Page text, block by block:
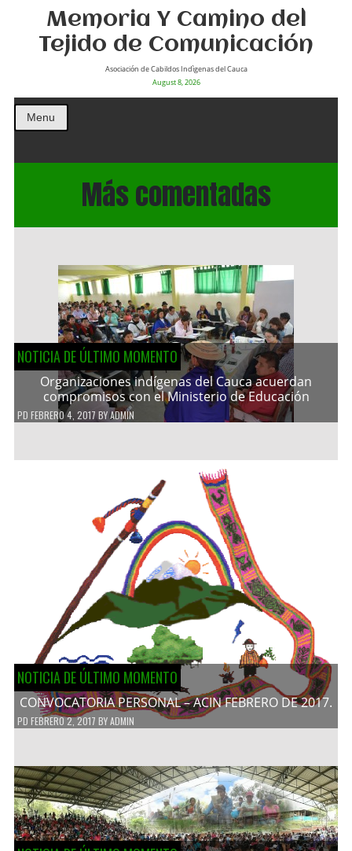
Memoria Y Camino del
Tejido de Comunicación
Asociación de Cabildos Indìgenas del Cauca
August 8, 2026
Menu
Más comentadas
NOTICIA DE ÚLTIMO MOMENTO
Organizaciones indígenas del Cauca acuerdan
compromisos con el Ministerio de Educación
PD FEBRERO 4, 2017 BYADMIN
NOTICIA DE ÚLTIMO MOMENTO
CONVOCATORIA PERSONAL – ACIN FEBRERO DE 2017.
PD FEBRERO 2, 2017 BYADMIN